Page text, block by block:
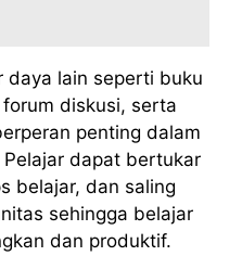
daya lain seperti buku
diskusi, serta
penting dalam
dapat bertukar
belajar, dan saling
sehingga belajar
dan produktif.